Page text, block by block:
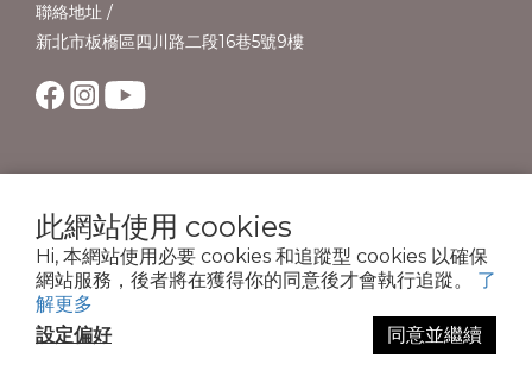
此網站使用 cookies
Hi, 本網站使用必要 cookies 和追蹤型 cookies 以確保
網站服務，後者將在獲得你的同意後才會執行追蹤。 了
解更多
設定偏好
同意並繼續
聯絡地址 /
新北市板橋區四川路二段16巷5號9樓
copyright © 2024法藍茵國際行銷創意有限公司. All Rights Reserved